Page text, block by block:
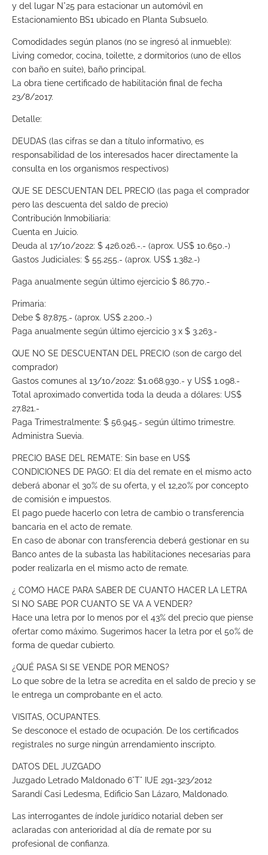
y del lugar N°25 para estacionar un automóvil en
Estacionamiento BS1 ubicado en Planta Subsuelo.
Comodidades según planos (no se ingresó al inmueble):
Living comedor, cocina, toilette, 2 dormitorios (uno de ellos
con baño en suite), baño principal.
La obra tiene certificado de habilitación final de fecha
23/8/2017.
Detalle:
DEUDAS (las cifras se dan a título informativo, es
responsabilidad de los interesados hacer directamente la
consulta en los organismos respectivos)
QUE SE DESCUENTAN DEL PRECIO (las paga el comprador
pero las descuenta del saldo de precio)
Contribución Inmobiliaria:
Cuenta en Juicio.
Deuda al 17/10/2022: $ 426.026.-.- (aprox. US$ 10.650.-)
Gastos Judiciales: $ 55.255.- (aprox. US$ 1.382.-)
Paga anualmente según último ejercicio $ 86.770.-
Primaria:
Debe $ 87.875.- (aprox. US$ 2.200.-)
Paga anualmente según último ejercicio 3 x $ 3.263.-
QUE NO SE DESCUENTAN DEL PRECIO (son de cargo del
comprador)
Gastos comunes al 13/10/2022: $1.068.930.- y US$ 1.098.-
Total aproximado convertida toda la deuda a dólares: US$
27.821.-
Paga Trimestralmente: $ 56.945.- según último trimestre.
Administra Suevia.
PRECIO BASE DEL REMATE: Sin base en US$
CONDICIONES DE PAGO: El día del remate en el mismo acto
deberá abonar el 30% de su oferta, y el 12,20% por concepto
de comisión e impuestos.
El pago puede hacerlo con letra de cambio o transferencia
bancaria en el acto de remate.
En caso de abonar con transferencia deberá gestionar en su
Banco antes de la subasta las habilitaciones necesarias para
poder realizarla en el mismo acto de remate.
¿ COMO HACE PARA SABER DE CUANTO HACER LA LETRA
SI NO SABE POR CUANTO SE VA A VENDER?
Hace una letra por lo menos por el 43% del precio que piense
ofertar como máximo. Sugerimos hacer la letra por el 50% de
forma de quedar cubierto.
¿QUÉ PASA SI SE VENDE POR MENOS?
Lo que sobre de la letra se acredita en el saldo de precio y se
le entrega un comprobante en el acto.
VISITAS, OCUPANTES.
Se desconoce el estado de ocupación. De los certificados
registrales no surge ningún arrendamiento inscripto.
DATOS DEL JUZGADO
Juzgado Letrado Maldonado 6°T° IUE 291-323/2012
Sarandí Casi Ledesma, Edificio San Lázaro, Maldonado.
Las interrogantes de índole jurídico notarial deben ser
aclaradas con anterioridad al día de remate por su
profesional de confianza.